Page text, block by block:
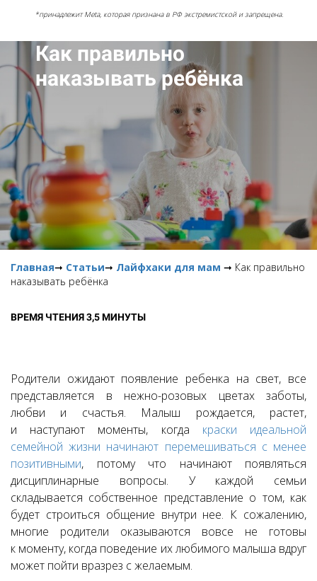
*принадлежит Meta, которая признана в РФ экстремистской и запрещена.
Как правильно
наказывать ребёнка
Главная➞ Статьи➞ Лайфхаки для мам ➞ Как правильно
наказывать ребёнка
ВРЕМЯ ЧТЕНИЯ 3,5 МИНУТЫ
Родители ожидают появление ребенка на свет, все
представляется в нежно-розовых цветах заботы,
любви и счастья. Малыш рождается, растет,
и наступают моменты, когда краски идеальной
семейной жизни начинают перемешиваться с менее
позитивными, потому что начинают появляться
дисциплинарные вопросы. У каждой семьи
складывается собственное представление о том, как
будет строиться общение внутри нее. К сожалению,
многие родители оказываются вовсе не готовы
к моменту, когда поведение их любимого малыша вдруг
может пойти вразрез с желаемым.